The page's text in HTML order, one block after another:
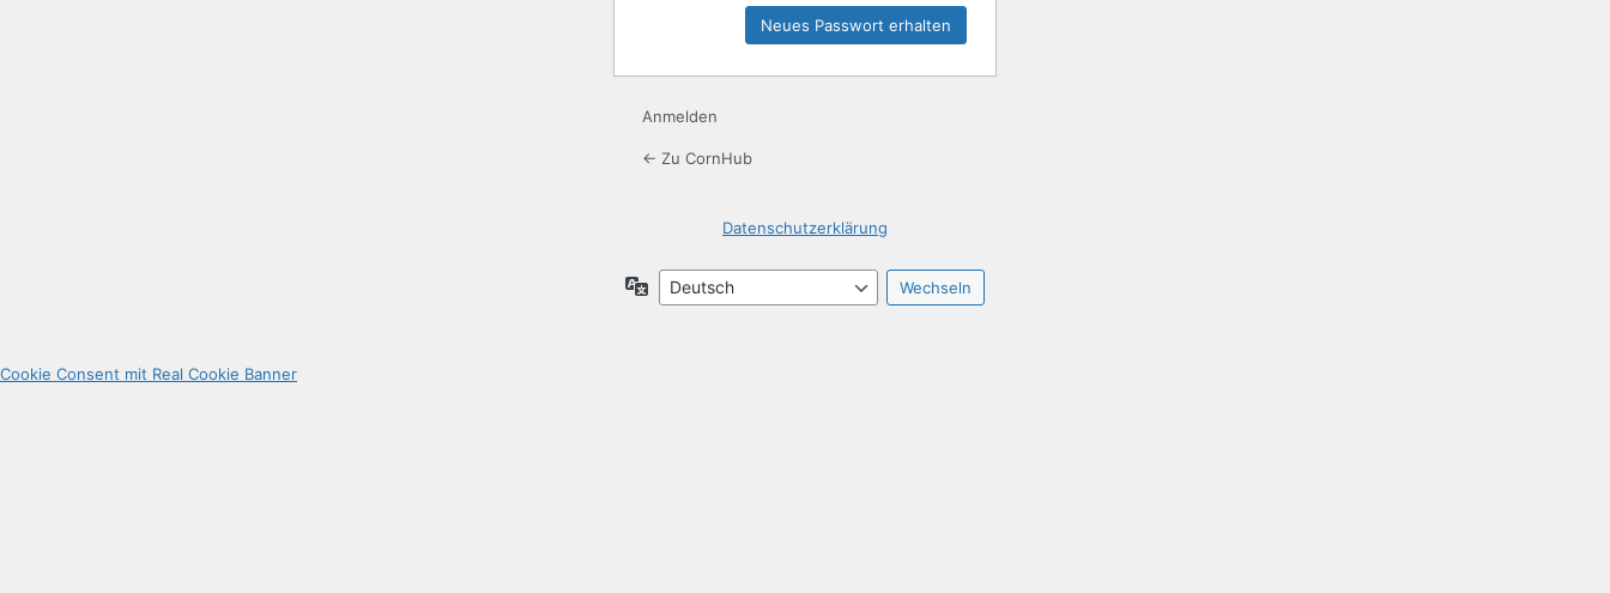
Anmelden
← Zu CornHub
Datenschutzerklärung
Sprache
Cookie Consent mit Real Cookie Banner